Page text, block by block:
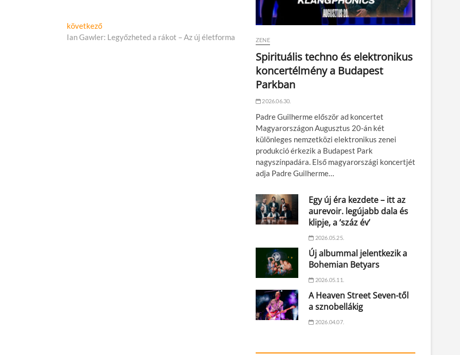
következőKövetkező
cikk:
Ian Gawler: Legyőzheted a rákot – Az új életforma ZENE
Spirituális techno és elektronikus
koncertélmény a Budapest
Parkban
2026.06.30.
Padre Guilherme először ad koncertet
Magyarországon Augusztus 20-án két
különleges nemzetközi elektronikus zenei
produkció érkezik a Budapest Park
nagyszínpadára. Első magyarországi koncertjét
adja Padre Guilherme…
Egy új éra kezdete – itt az
aurevoir. legújabb dala és
klipje, a ‘száz év’
2026.05.25.
Új albummal jelentkezik a
Bohemian Betyars
2026.05.11.
A Heaven Street Seven-től
a sznobellákig
2026.04.07.